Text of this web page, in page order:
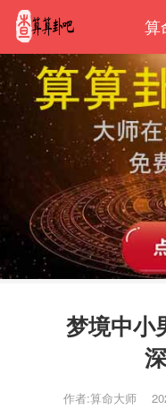
算
梦境中小
作者:算命大师